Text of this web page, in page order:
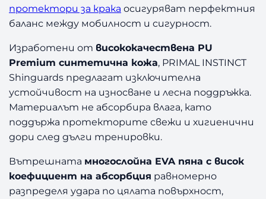
протектори за крака осигуряват перфектния
баланс между мобилност и сигурност.
Изработени от висококачествена PU
Premium синтетична кожа, PRIMAL INSTINCT
Shinguards предлагат изключителна
устойчивост на износване и лесна поддръжка.
Материалът не абсорбира влага, като
поддържа протекторите свежи и хигиенични
дори след дълги тренировки.
Вътрешната многослойна EVA пяна с висок
коефициент на абсорбция равномерно
разпределя удара по цялата повърхност,